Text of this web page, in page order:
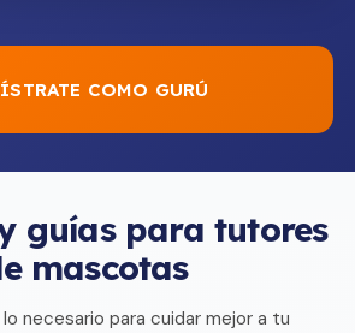
COMO GURÚ
guías para tutores
mascotas
necesario para cuidar mejor a tu